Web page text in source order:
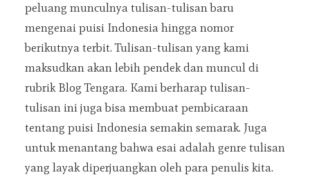
peluang munculnya tulisan-tulisan baru
mengenai puisi Indonesia hingga nomor
berikutnya terbit. Tulisan-tulisan yang kami
maksudkan akan lebih pendek dan muncul di
rubrik Blog Tengara. Kami berharap tulisan-
tulisan ini juga bisa membuat pembicaraan
tentang puisi Indonesia semakin semarak. Juga
untuk menantang bahwa esai adalah genre tulisan
yang layak diperjuangkan oleh para penulis kita.